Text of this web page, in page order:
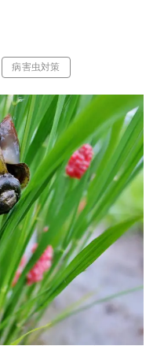
病害虫対策